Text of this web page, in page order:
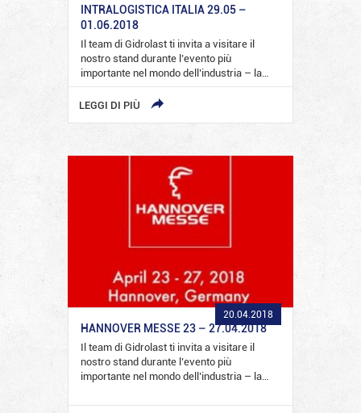
INTRALOGISTICA ITALIA 29.05 –
01.06.2018
Il team di Gidrolast ti invita a visitare il
nostro stand durante l’evento più
importante nel mondo dell’industria – la…
LEGGI DI PIÙ
20.04.2018
HANNOVER MESSE 23 – 27.04.2018
Il team di Gidrolast ti invita a visitare il
nostro stand durante l’evento più
importante nel mondo dell’industria – la…